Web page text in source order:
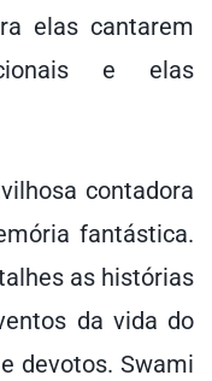
elas cantarem
e elas
contadora
fantástica.
as histórias
da vida do
devotos. Swami